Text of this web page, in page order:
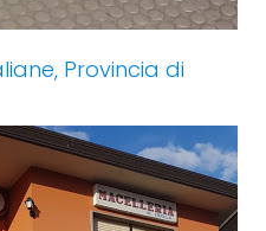
Provincia di